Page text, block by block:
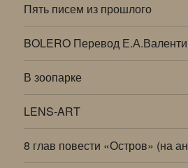
Пять писем из прошлого
BOLERO Перевод
В зоопарке
LENS-ART
8 глав повести «Остров» (на